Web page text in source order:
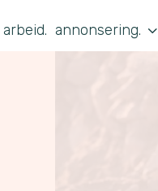
arbeid. 3
annonsering.